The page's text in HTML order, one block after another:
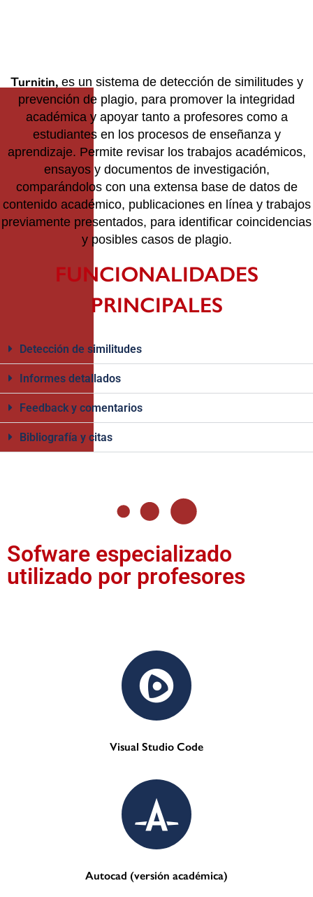
Turnitin,es un sistema de detección de similitudes y
prevención de plagio, para promover la integridad
académica y apoyar tanto a profesores como a
estudiantes en los procesos de enseñanza y
aprendizaje. Permite revisar los trabajos académicos,
ensayos y documentos de investigación,
comparándolos con una extensa base de datos de
contenido académico, publicaciones en línea y trabajos
previamente presentados, para identificar coincidencias
y posibles casos de plagio.
FUNCIONALIDADES
PRINCIPALES
Detección de similitudes
Informes detallados
Feedback y comentarios
Bibliografía y citas
Sofware especializado
utilizado por profesores
Visual Studio Code
Autocad (versión académica)